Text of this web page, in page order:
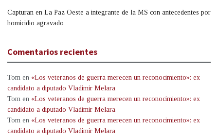
Capturan en La Paz Oeste a integrante de la MS con antecedentes por
homicidio agravado
Comentarios recientes
Tom en «Los veteranos de guerra merecen un reconocimiento»: ex
candidato a diputado Vladimir Melara
Tom en «Los veteranos de guerra merecen un reconocimiento»: ex
candidato a diputado Vladimir Melara
Tom en «Los veteranos de guerra merecen un reconocimiento»: ex
candidato a diputado Vladimir Melara